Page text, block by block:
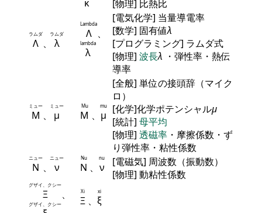
κ
[物理] 比熱比
Λ
ラムダ
、 λ
ラムダ Λ
Lambda
、
λ
lambda
[電気化学] 当量導電率
[数学] 固有値λ
[プログラミング] ラムダ式
[物理] 波長λ ・弾性率・熱伝
導率
Μ
ミュー
、 μ
ミュー
Μ
Mu
、 μ
mu
[全般] 単位の接頭辞（マイク
ロ）
[化学]化学ポテンシャルμ
[統計] 母平均
[物理] 透磁率 ・摩擦係数・ず
り弾性率・粘性係数
Ν
ニュー
、 ν
ニュー
Ν
Nu
、 ν
nu
[電磁気] 周波数（振動数）
[物理] 動粘性係数
Ξ
グザイ、クシー
、
グザイ、クシー Ξ
Xi
、 ξ
xi